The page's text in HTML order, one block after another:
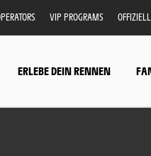
VIP PROGRAMS
ERLEBE DEIN RENNEN